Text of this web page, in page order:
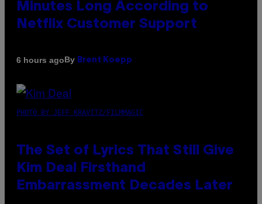
Minutes Long According to
Netflix Customer Support
6 hours agoBy Brent Koepp
PHOTO BY JEFF KRAVITZ/FILMMAGIC
The Set of Lyrics That Still Give
Kim Deal Firsthand
Embarrassment Decades Later